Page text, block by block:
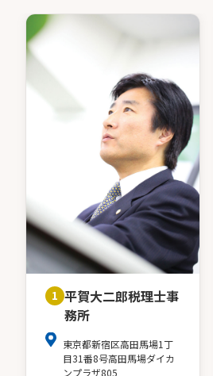
1 平賀大二郎税理士事
務所
東京都新宿区高田馬場1丁
目31番8号高田馬場ダイカ
ンプラザ805